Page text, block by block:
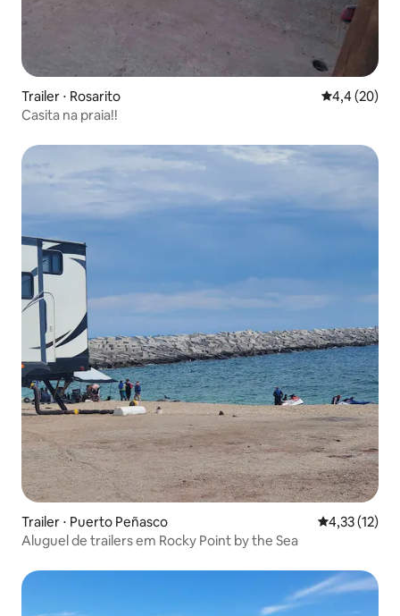
Trailer ⋅ Rosarito 4,4 de uma
4,4 (20)
Casita na praia!!
Trailer ⋅ Puerto Peñasco 4,33 de uma
4,33 (12)
Aluguel de trailers em Rocky Point by the Sea